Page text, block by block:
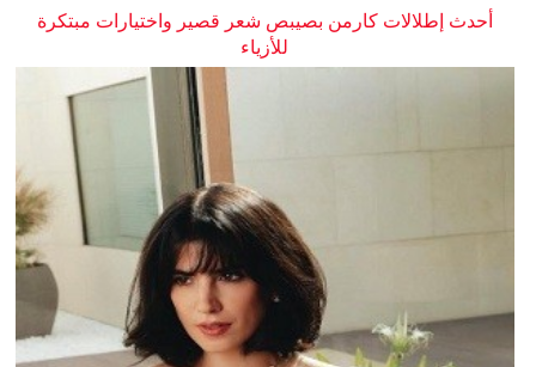
أحدث إطلالات كارمن بصيبص شعر قصير واختيارات مبتكرة
للأزياء